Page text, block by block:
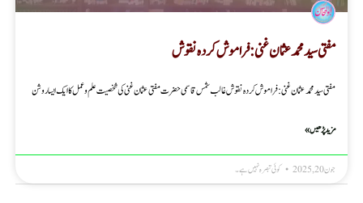
مفتی سید محمد عثمان غنی : فراموش کردہ نقوش
مفتی سید محمد عثمان غنی : فراموش کردہ نقوش غالب شمس قاسمی حضرت مفتی عثمان غنی کی شخصیت علم و عمل کا ایک ایسا روشن
مزید پڑھیں »
جون 20, 2025 کوئی تبصرہ نہیں ہے۔